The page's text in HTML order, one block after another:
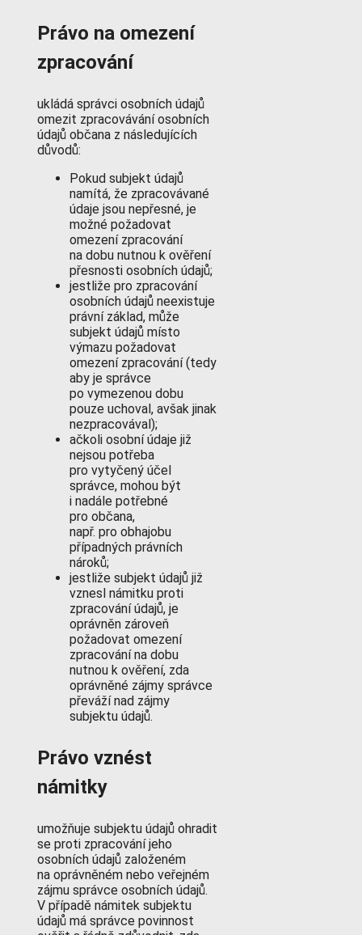
Právo na omezení
zpracování
ukládá správci osobních údajů
omezit zpracovávání osobních
údajů občana z následujících
důvodů:
Pokud subjekt údajů
namítá, že zpracovávané
údaje jsou nepřesné, je
možné požadovat
omezení zpracování
na dobu nutnou k ověření
přesnosti osobních údajů;
jestliže pro zpracování
osobních údajů neexistuje
právní základ, může
subjekt údajů místo
výmazu požadovat
omezení zpracování (tedy
aby je správce
po vymezenou dobu
pouze uchoval, avšak jinak
nezpracovával);
ačkoli osobní údaje již
nejsou potřeba
pro vytyčený účel
správce, mohou být
i nadále potřebné
pro občana,
např. pro obhajobu
případných právních
nároků;
jestliže subjekt údajů již
vznesl námitku proti
zpracování údajů, je
oprávněn zároveň
požadovat omezení
zpracování na dobu
nutnou k ověření, zda
oprávněné zájmy správce
převáží nad zájmy
subjektu údajů.
Právo vznést
námitky
umožňuje subjektu údajů ohradit
se proti zpracování jeho
osobních údajů založeném
na oprávněném nebo veřejném
zájmu správce osobních údajů.
V případě námitek subjektu
údajů má správce povinnost